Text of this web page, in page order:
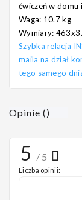
ćwiczeń w domu
Waga: 10.7 kg
Wymiary:
Szybka relacja
maila na dział
tego samego
Opinie ()
5 / 5
Liczba opinii: